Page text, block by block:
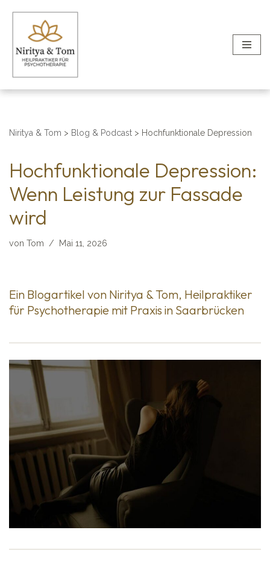
Zum
Inhalt
springen
Niritya & Tom > Blog & Podcast > Hochfunktionale Depression
Hochfunktionale Depression:
Wenn Leistung zur Fassade
wird
von Tom Mai 11, 2026
Ein Blogartikel von Niritya & Tom, Heilpraktiker
für Psychotherapie mit Praxis in Saarbrücken